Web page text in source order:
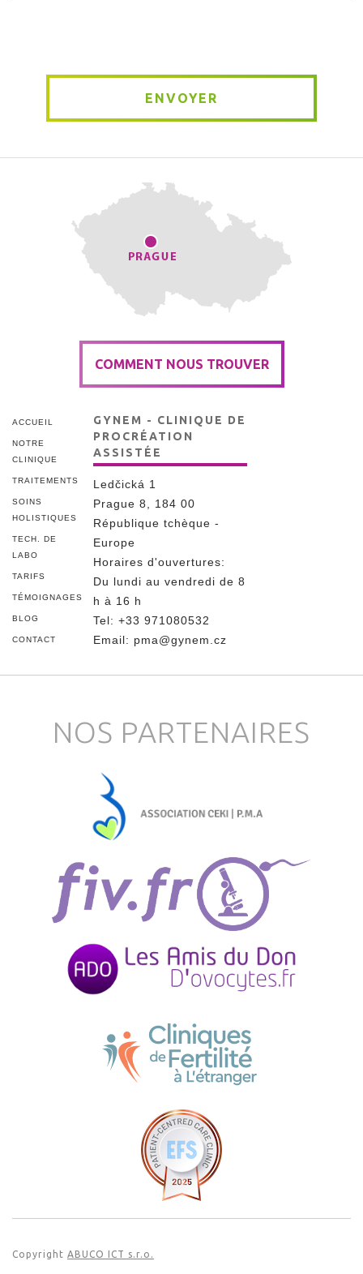
ENVOYER
COMMENT NOUS TROUVER
ACCUEIL
NOTRE
CLINIQUE
TRAITEMENTS
SOINS
HOLISTIQUES
TECH. DE
LABO
TARIFS
TÉMOIGNAGES
BLOG
CONTACT
GYNEM - CLINIQUE DE
PROCRÉATION
ASSISTÉE
Ledčická 1
Prague 8, 184 00
République tchèque -
Europe
Horaires d'ouvertures:
Du lundi au vendredi de 8
h à 16 h
Tel: +33 971080532
Email: pma@gynem.cz
NOS PARTENAIRES
Copyright ABUCO ICT s.r.o.